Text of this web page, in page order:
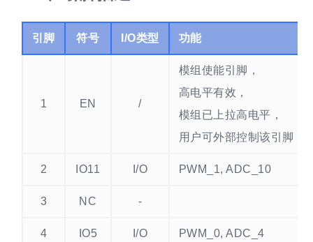
引脚 符号 I/O类型 功能
1 EN /
模组使能引脚，
高电平有效，
模组已上拉高电平，
用户可外部控制该引脚
2 IO11 I/O PWM_1, ADC_10
3 NC -
4 IO5 I/O PWM_0, ADC_4